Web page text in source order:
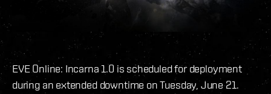
EVE Online: Incarna 1.0 is scheduled for deployment
during an extended downtime on Tuesday, June 21.